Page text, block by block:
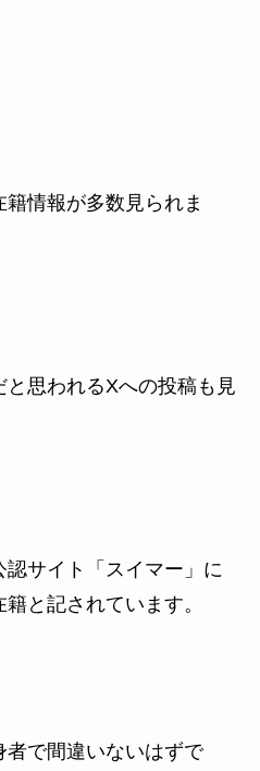
情報が多数見られま
思われるXへの投稿も見
サイト「スイマー」に
と記されています。
で間違いないはずで